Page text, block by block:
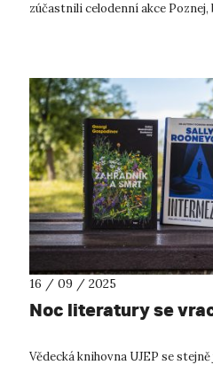
zúčastnili celodenní akce Poznej,
16 / 09 / 2025
Noc literatury se
Vědecká knihovna UJEP se